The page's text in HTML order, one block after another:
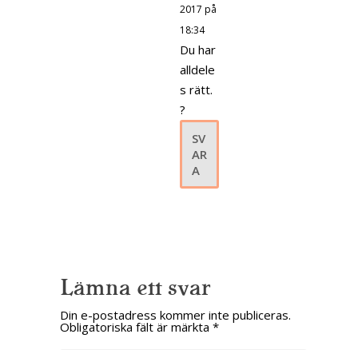
2017 på
18:34
Du har
alldele
s rätt.
?
SV
AR
A
Lämna ett svar
Din e-postadress kommer inte publiceras.
Obligatoriska fält är märkta *